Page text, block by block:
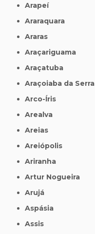
Arapeí
Araraquara
Araras
Araçariguama
Araçatuba
Araçoiaba da Serra
Arco-Íris
Arealva
Areias
Areiópolis
Ariranha
Artur Nogueira
Arujá
Aspásia
Assis